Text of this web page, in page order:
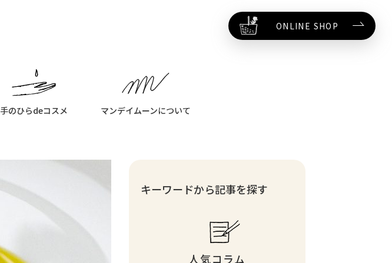
手のひらdeコスメ マンデイムーンについて
ONLINE SHOP
キーワードから記事を探す
人気コラム